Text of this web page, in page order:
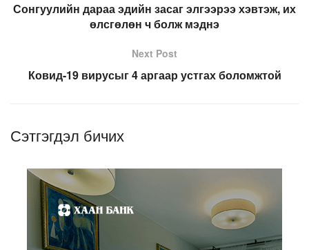
Сонгуулийн дараа эдийн засаг элгээрээ хэвтэж, их
өлсгөлөн ч болж мэднэ
Next Post
Ковид-19 вирусыг 4 аргаар устгах боломжтой
Сэтгэгдэл бичих